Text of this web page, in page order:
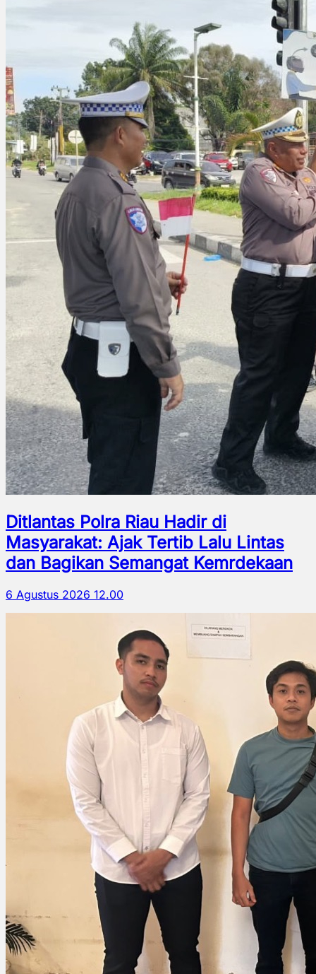
Ditlantas Polra Riau Hadir di
Masyarakat: Ajak Tertib Lalu Lintas
dan Bagikan Semangat Kemrdekaan
6 Agustus 2026 12.00